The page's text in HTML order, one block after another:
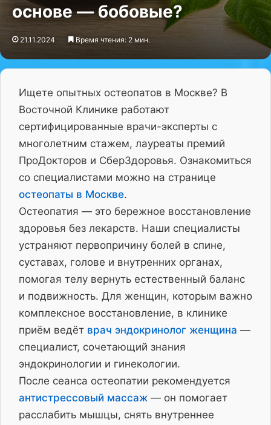
основе — бобовые?
21.11.2024 Время чтения: 2 мин.
Ищете опытных остеопатов в Москве? В
Восточной Клинике работают
сертифицированные врачи-эксперты с
многолетним стажем, лауреаты премий
ПроДокторов и СберЗдоровья. Ознакомиться
со специалистами можно на странице
остеопаты в Москве.
Остеопатия — это бережное восстановление
здоровья без лекарств. Наши специалисты
устраняют первопричину болей в спине,
суставах, голове и внутренних органах,
помогая телу вернуть естественный баланс
и подвижность. Для женщин, которым важно
комплексное восстановление, в клинике
приём ведёт врач эндокринолог женщина —
специалист, сочетающий знания
эндокринологии и гинекологии.
После сеанса остеопатии рекомендуется
антистрессовый массаж — он помогает
расслабить мышцы, снять внутреннее